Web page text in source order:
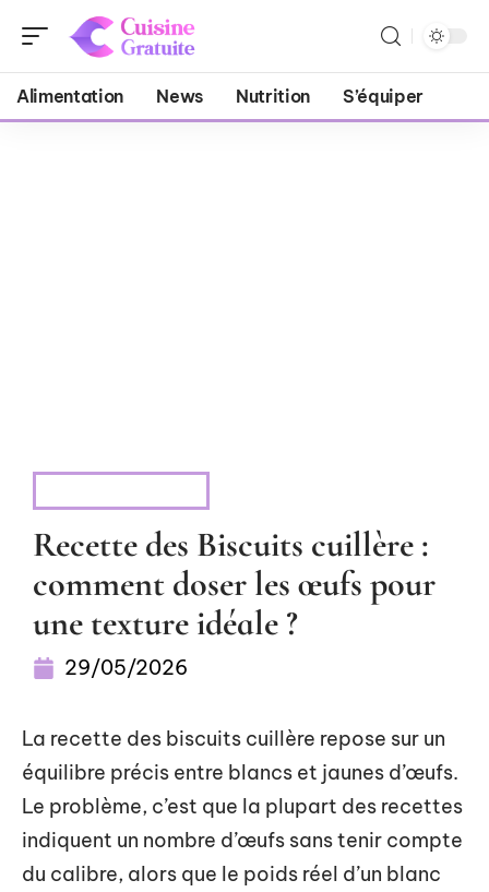
Alimentation News Nutrition S’équiper
Recette des Biscuits cuillère :
comment doser les œufs pour
une texture idéale ?
29/05/2026
La recette des biscuits cuillère repose sur un
équilibre précis entre blancs et jaunes d’œufs.
Le problème, c’est que la plupart des recettes
indiquent un nombre d’œufs sans tenir compte
du calibre, alors que le poids réel d’un blanc